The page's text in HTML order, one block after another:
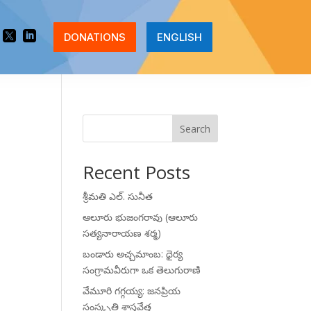
  DONATIONS ENGLISH
Search
Recent Posts
శ్రీమతి ఎల్. సునీత
ఆలూరు భుజంగరావు (ఆలూరు
సత్యనారాయణ శర్మ)
బండారు అచ్చమాంబ: ధైర్య
సంగ్రామవీరుగా ఒక తెలుగురాణి
వేమూరి గగ్గయ్య: జనప్రియ
సంస్కృతి శాస్త్రవేత్త